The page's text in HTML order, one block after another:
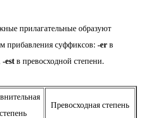
прилагательные образуют
прибавления суффиксов: -er в
-est в превосходной степени.
степень
Превосходная степень